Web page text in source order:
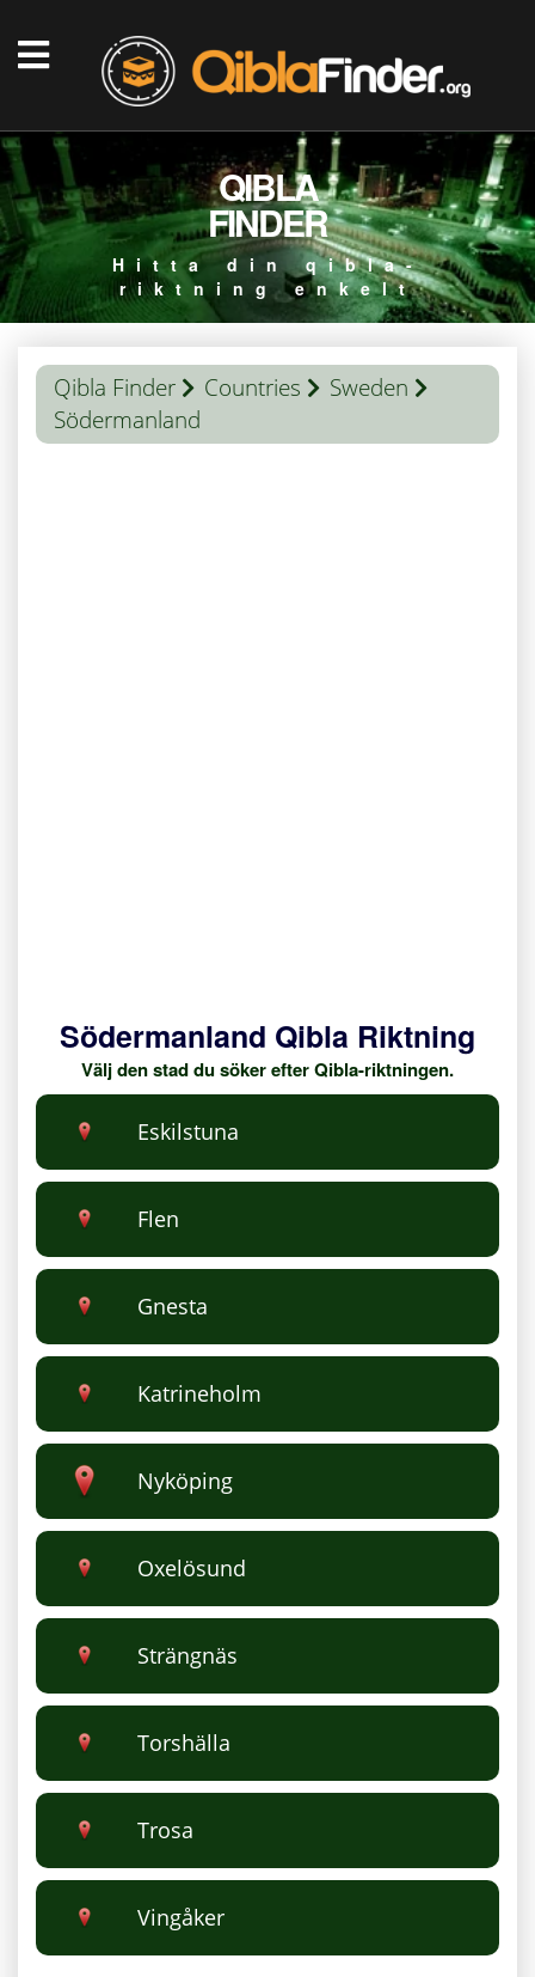
QIBLA
FINDER
Hitta din qibla-
riktning enkelt
Qibla Finder Countries
Sweden
Södermanland
Södermanland Qibla Riktning
Välj den stad du söker efter Qibla-riktningen.
Eskilstuna
Flen
Gnesta
Katrineholm
Nyköping
Oxelösund
Strängnäs
Torshälla
Trosa
Vingåker